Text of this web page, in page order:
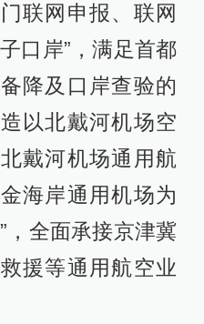
联网申报、联网
口岸”，满足首都
降及口岸查验的
以北戴河机场空
戴河机场通用航
海岸通用机场为
，全面承接京津冀
援等通用航空业